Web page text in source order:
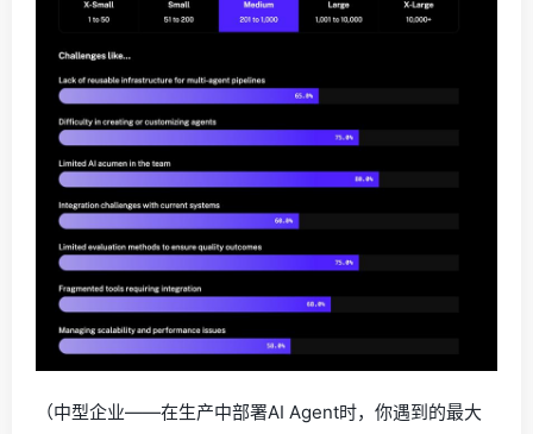
（中型企业——在生产中部署AI Agent时，你遇到的最大